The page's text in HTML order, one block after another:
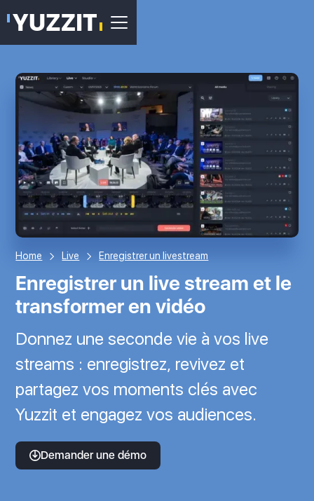
Home Live Enregistrer un livestream
Enregistrer un live stream et le
transformer en vidéo
Donnez une seconde vie à vos live
streams : enregistrez, revivez et
partagez vos moments clés avec
Yuzzit et engagez vos audiences.
Demander une démo